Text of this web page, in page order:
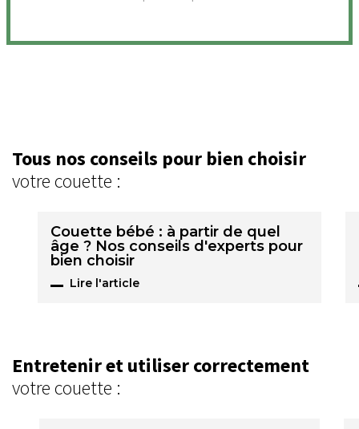
Tous nos conseils pour bien choisir
votre couette :
Couette bébé : à partir de quel
âge ? Nos conseils d'experts pour
bien choisir
Lire l'article
Entretenir et utiliser correctement
votre couette :